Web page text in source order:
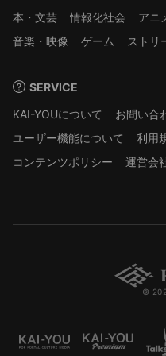
本・文芸 情報化社会 アニ
音楽・映像
ゲーム ストリ
SERVICE
KAI-YOUについて
お問い合
ユーザー機能について
利用
コンテンツポリシー
運営会
©